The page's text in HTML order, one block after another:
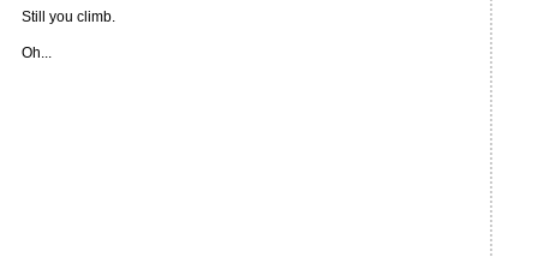
Still you climb.
Oh...